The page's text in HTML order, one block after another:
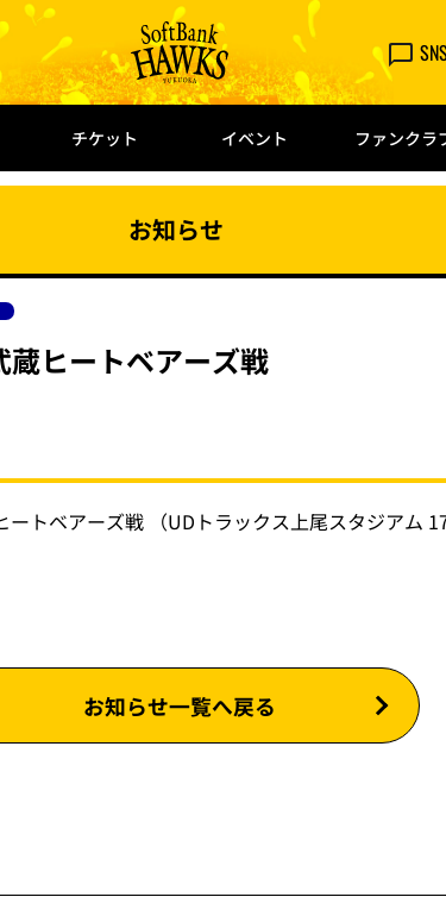
チケット イベント ファンクラ
お知らせ
蔵ヒートベアーズ戦
ートベアーズ戦 （UDトラックス上尾スタジアム
お知らせ一覧へ戻る